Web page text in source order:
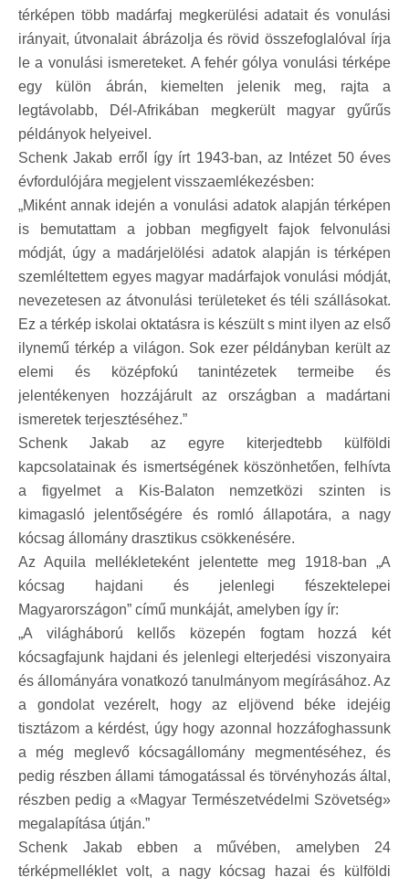
térképen több madárfaj megkerülési adatait és vonulási
irányait, útvonalait ábrázolja és rövid összefoglalóval írja
le a vonulási ismereteket. A fehér gólya vonulási térképe
egy külön ábrán, kiemelten jelenik meg, rajta a
legtávolabb, Dél-Afrikában megkerült magyar gyűrűs
példányok helyeivel.
Schenk Jakab erről így írt 1943-ban, az Intézet 50 éves
évfordulójára megjelent visszaemlékezésben:
„Miként annak idején a vonulási adatok alapján térképen
is bemutattam a jobban megfigyelt fajok felvonulási
módját, úgy a madárjelölési adatok alapján is térképen
szemléltettem egyes magyar madárfajok vonulási módját,
nevezetesen az átvonulási területeket és téli szállásokat.
Ez a térkép iskolai oktatásra is készült s mint ilyen az első
ilynemű térkép a világon. Sok ezer példányban került az
elemi és középfokú tanintézetek termeibe és
jelentékenyen hozzájárult az országban a madártani
ismeretek terjesztéséhez.”
Schenk Jakab az egyre kiterjedtebb külföldi
kapcsolatainak és ismertségének köszönhetően, felhívta
a figyelmet a Kis-Balaton nemzetközi szinten is
kimagasló jelentőségére és romló állapotára, a nagy
kócsag állomány drasztikus csökkenésére.
Az Aquila mellékleteként jelentette meg 1918-ban „A
kócsag hajdani és jelenlegi fészektelepei
Magyarországon” című munkáját, amelyben így ír:
„A világháború kellős közepén fogtam hozzá két
kócsagfajunk hajdani és jelenlegi elterjedési viszonyaira
és állományára vonatkozó tanulmányom megírásához. Az
a gondolat vezérelt, hogy az eljövend béke idejéig
tisztázom a kérdést, úgy hogy azonnal hozzáfoghassunk
a még meglevő kócsagállomány megmentéséhez, és
pedig részben állami támogatással és törvényhozás által,
részben pedig a «Magyar Természetvédelmi Szövetség»
megalapítása útján.”
Schenk Jakab ebben a művében, amelyben 24
térképmelléklet volt, a nagy kócsag hazai és külföldi